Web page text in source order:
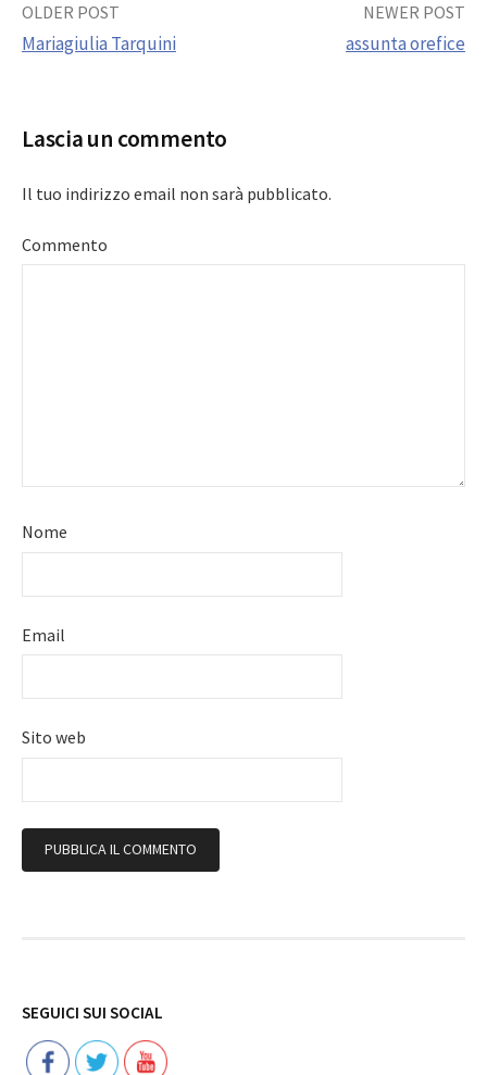
Post
OLDER POST
Mariagiulia Tarquini
NEWER POST
assunta orefice
Lascia un commento
Il tuo indirizzo email non sarà pubblicato.
Commento
Nome
Email
Sito web
SEGUICI SUI SOCIAL